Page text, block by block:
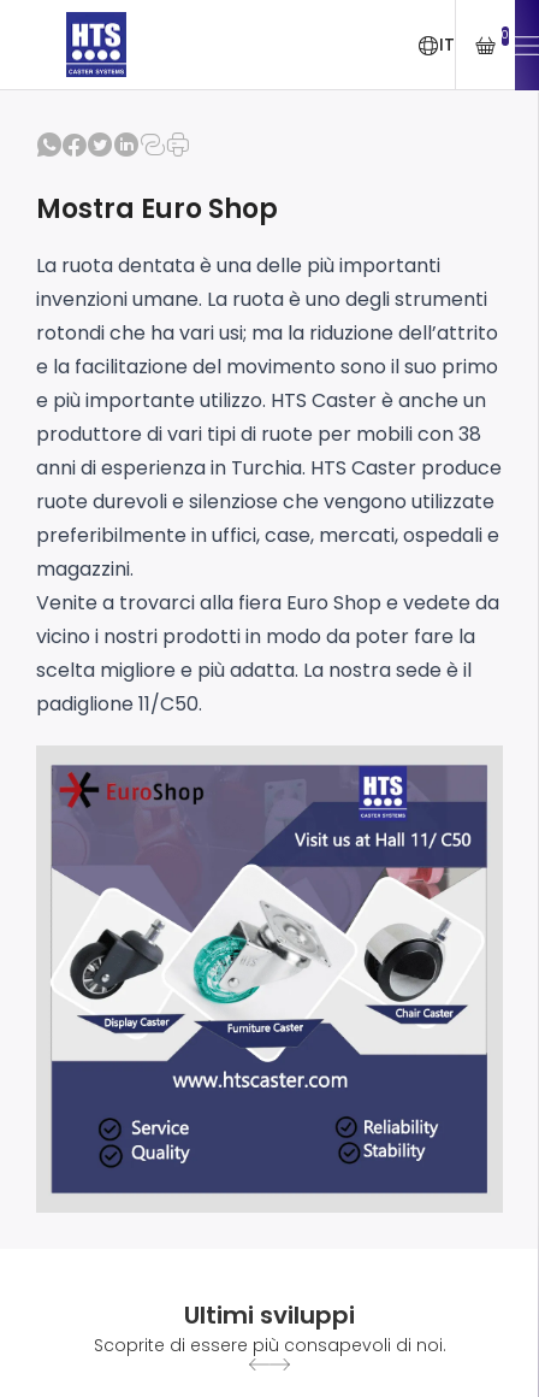
IT 0
Mostra Euro Shop
La ruota dentata è una delle più importanti
invenzioni umane. La ruota è uno degli strumenti
rotondi che ha vari usi; ma la riduzione dell’attrito
e la facilitazione del movimento sono il suo primo
e più importante utilizzo. HTS Caster è anche un
produttore di vari tipi di ruote per mobili con 38
anni di esperienza in Turchia. HTS Caster produce
ruote durevoli e silenziose che vengono utilizzate
preferibilmente in uffici, case, mercati, ospedali e
magazzini.
Venite a trovarci alla fiera Euro Shop e vedete da
vicino i nostri prodotti in modo da poter fare la
scelta migliore e più adatta. La nostra sede è il
padiglione 11/C50.
Ultimi sviluppi
Scoprite di essere più consapevoli di noi.